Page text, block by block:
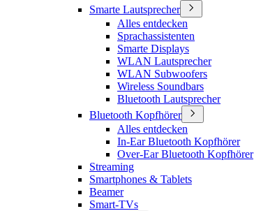
Smarte Lautsprecher
Alles entdecken
Sprachassistenten
Smarte Displays
WLAN Lautsprecher
WLAN Subwoofers
Wireless Soundbars
Bluetooth Lautsprecher
Bluetooth Kopfhörer
Alles entdecken
In-Ear Bluetooth Kopfhörer
Over-Ear Bluetooth Kopfhörer
Streaming
Smartphones & Tablets
Beamer
Smart-TVs